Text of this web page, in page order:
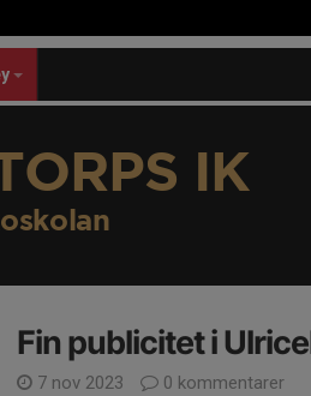
IK
Fin publicitet i
7 nov 2023
0 kommentarer